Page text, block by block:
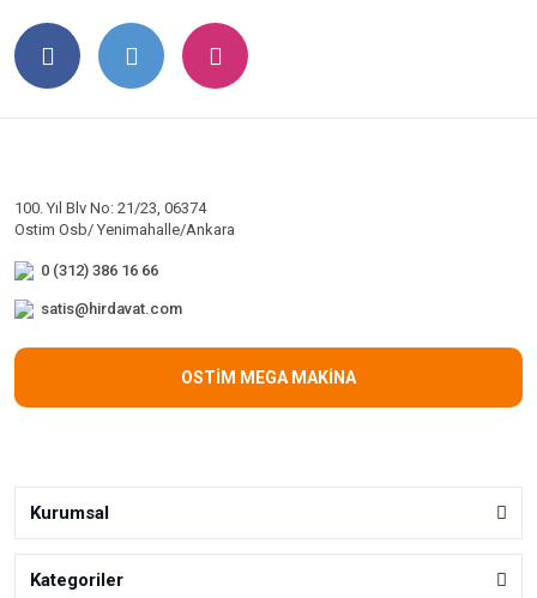
100. Yıl Blv No: 21/23, 06374
Ostim Osb/ Yenimahalle/Ankara
0 (312) 386 16 66
satis@hirdavat.com
OSTİM MEGA MAKİNA
Kurumsal
Kategoriler